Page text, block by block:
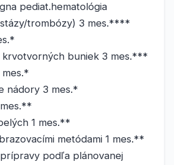
pediat.hematológia
trombózy) 3 mes.****
krvotvorných buniek 3 mes.***
nádory 3 mes.*
1 mes.**
metódami 1 mes.**
podľa plánovanej